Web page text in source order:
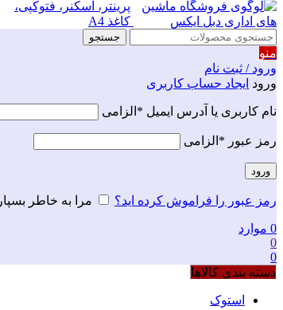
جستجو
منو
ورود / ثبت نام
ورود ایجاد حساب کاربری
نام کاربری یا آدرس ایمیل * الزامی
رمز عبور * الزامی
ورود
رمز عبور را فراموش کرده اید؟ مرا به خاطر بسپار
0 موارد
0
0
دسته بندی کالاها
استوک